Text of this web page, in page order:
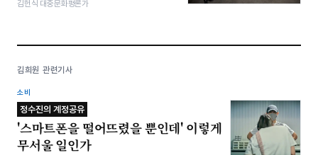
김헌식 대중문화평론가
김희원 관련기사
소비
정수진의 계정공유
'스마트폰을 떨어뜨렸을 뿐인데' 이렇게
무서울 일인가